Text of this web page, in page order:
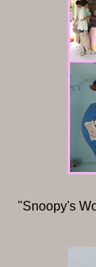
"Snoopy's